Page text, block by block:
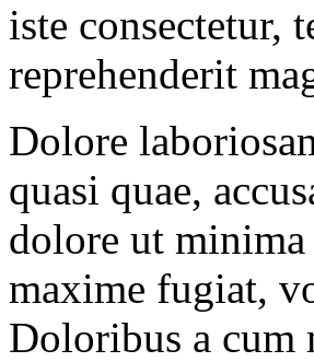
iste consectetur,
reprehenderit
Dolore
quasi quae,
dolore ut
maxime fugiat,
Doloribus a cum